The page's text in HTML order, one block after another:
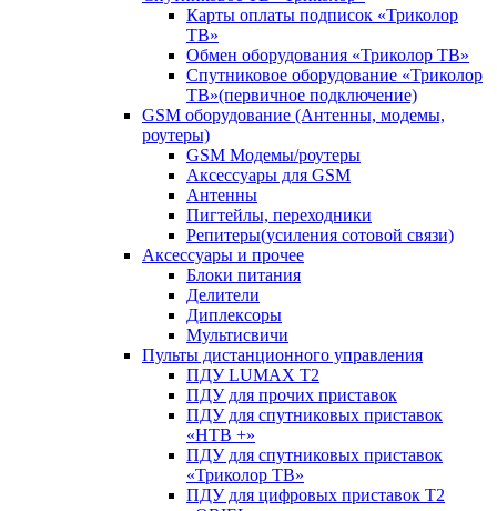
Карты оплаты подписок «Триколор
ТВ»
Обмен оборудования «Триколор ТВ»
Спутниковое оборудование «Триколор
ТВ»(первичное подключение)
GSM оборудование (Антенны, модемы,
роутеры)
GSM Модемы/роутеры
Аксессуары для GSM
Антенны
Пигтейлы, переходники
Репитеры(усиления сотовой связи)
Аксессуары и прочее
Блоки питания
Делители
Диплексоры
Мультисвичи
Пульты дистанционного управления
ПДУ LUMAX Т2
ПДУ для прочих приставок
ПДУ для спутниковых приставок
«НТВ +»
ПДУ для спутниковых приставок
«Триколор ТВ»
ПДУ для цифровых приставок Т2